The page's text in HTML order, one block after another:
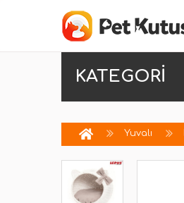
KATEGORİ
Yuvalı